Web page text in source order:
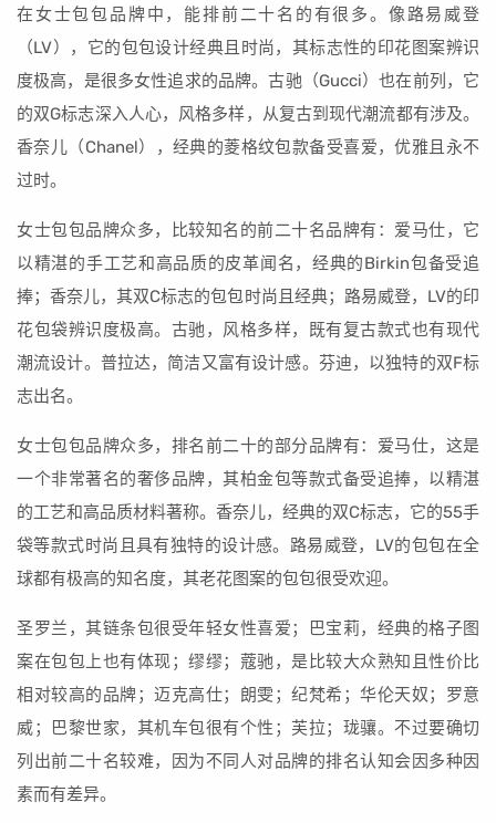
在女士包包品牌中，能排前二十名的有很多。像路易威登
（LV），它的包包设计经典且时尚，其标志性的印花图案辨识
度极高，是很多女性追求的品牌。古驰（Gucci）也在前列，它
的双G标志深入人心，风格多样，从复古到现代潮流都有涉及。
香奈儿（Chanel），经典的菱格纹包款备受喜爱，优雅且永不
过时。
女士包包品牌众多，比较知名的前二十名品牌有：爱马仕，它
以精湛的手工艺和高品质的皮革闻名，经典的Birkin包备受追
捧；香奈儿，其双C标志的包包时尚且经典；路易威登，LV的印
花包袋辨识度极高。古驰，风格多样，既有复古款式也有现代
潮流设计。普拉达，简洁又富有设计感。芬迪，以独特的双F标
志出名。
女士包包品牌众多，排名前二十的部分品牌有：爱马仕，这是
一个非常著名的奢侈品牌，其柏金包等款式备受追捧，以精湛
的工艺和高品质材料著称。香奈儿，经典的双C标志，它的55手
袋等款式时尚且具有独特的设计感。路易威登，LV的包包在全
球都有极高的知名度，其老花图案的包包很受欢迎。
圣罗兰，其链条包很受年轻女性喜爱；巴宝莉，经典的格子图
案在包包上也有体现；缪缪；蔻驰，是比较大众熟知且性价比
相对较高的品牌；迈克高仕；朗雯；纪梵希；华伦天奴；罗意
威；巴黎世家，其机车包很有个性；芙拉；珑骧。不过要确切
列出前二十名较难，因为不同人对品牌的排名认知会因多种因
素而有差异。